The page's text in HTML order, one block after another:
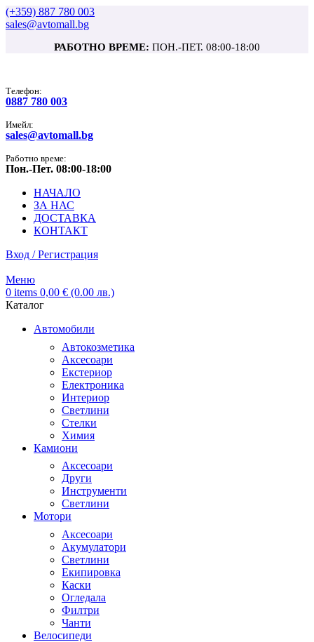
(+359) 887 780 003
sales@avtomall.bg
РАБОТНО ВРЕМЕ: ПОН.-ПЕТ. 08:00-18:00
Tелефон:
0887 780 003
Имейл:
sales@avtomall.bg
Работно време:
Пон.-Пет. 08:00-18:00
НАЧАЛО
ЗА НАС
ДОСТАВКА
КОНТАКТ
Вход / Регистрация
Меню
0 items 0,00 € (0.00 лв.)
Каталог
Автомобили
Автокозметика
Аксесоари
Екстериор
Електроника
Интериор
Светлини
Стелки
Химия
Камиони
Аксесоари
Други
Инструменти
Светлини
Мотори
Аксесоари
Акумулатори
Светлини
Екипировка
Каски
Огледала
Филтри
Чанти
Велосипеди